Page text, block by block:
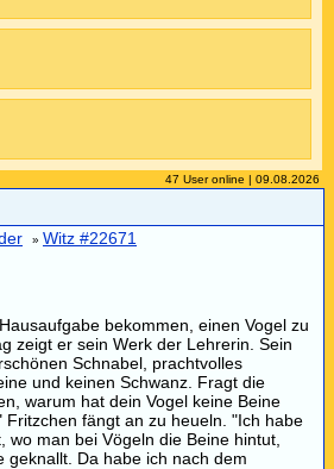
47 User online | 09.08.2026
» Witz #22671
bekommen, einen Vogel zu
zeigt er sein Werk der Lehrerin. Sein
Schnabel, prachtvolles
und keinen Schwanz. Fragt die
warum hat dein Vogel keine Beine
Fritzchen fängt an zu heueln. "Ich habe
wo man bei Vögeln die Beine hintut,
geknallt. Da habe ich nach dem